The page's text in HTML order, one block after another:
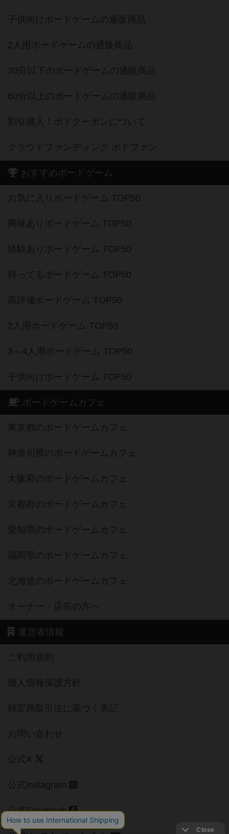
子供向けボードゲームの通販商品
2人用ボードゲームの通販商品
20分以下のボードゲームの通販商品
60分以上のボードゲームの通販商品
割引購入！ボドクーポンについて
クラウドファンディング ボドファン
おすすめボードゲーム
お気に入りボードゲーム TOP50
興味ありボードゲーム TOP50
経験ありボードゲーム TOP50
持ってるボードゲーム TOP50
高評価ボードゲーム TOP50
2人用ボードゲーム TOP50
3～4人用ボードゲーム TOP50
子供向けボードゲーム TOP50
ボードゲームカフェ
東京都のボードゲームカフェ
神奈川県のボードゲームカフェ
大阪府のボードゲームカフェ
京都府のボードゲームカフェ
愛知県のボードゲームカフェ
福岡県のボードゲームカフェ
北海道のボードゲームカフェ
オーナー・店長の方へ
運営者情報
ご利用規約
個人情報保護方針
特定商取引法に基づく表記
お問い合わせ
公式X
公式instagram
公式Facebook